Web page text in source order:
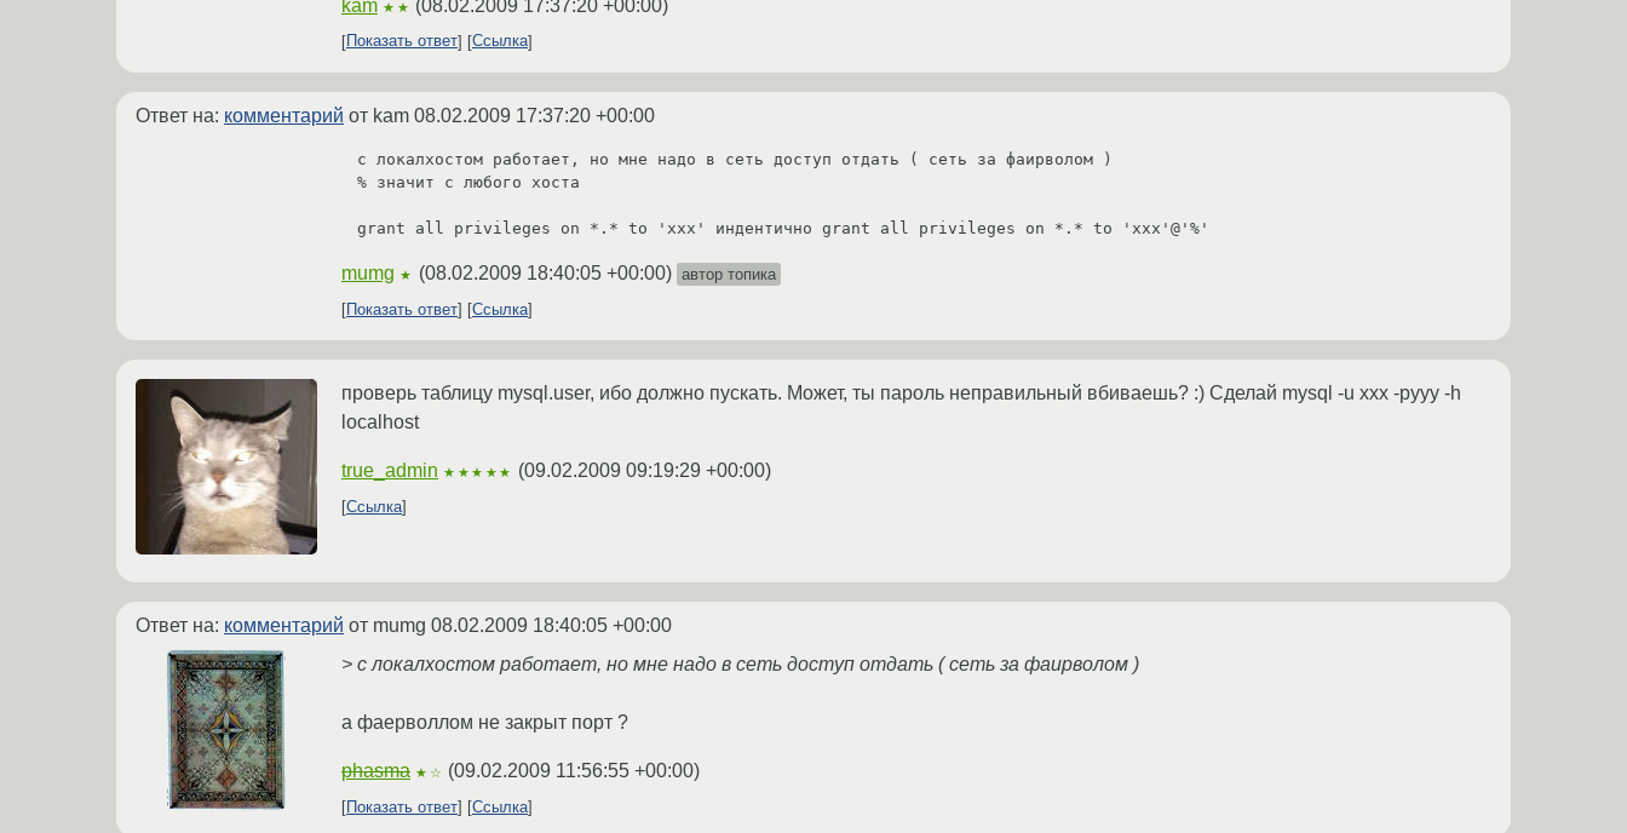
kam ★★ (08.02.2009 17:37:20 +00:00)
Показать ответ Ссылка
Ответ на: комментарий от kam 08.02.2009 17:37:20 +00:00
с локалхостом работает, но мне надо в сеть доступ отдать ( сеть за фаирволом )
% значит с любого хоста
grant all privileges on *.* to 'xxx' индентично grant all privileges on *.* to 'xxx'@'%'
mumg ★ (08.02.2009 18:40:05 +00:00) автор топика
Показать ответ
Ссылка
проверь таблицу mysql.user, ибо должно пускать. Может, ты пароль неправильный вбиваешь? :) Сделай mysql -u xxx -pyyy -h
localhost
true_admin ★★★★★ (09.02.2009 09:19:29 +00:00)
Ссылка
Ответ на: комментарий от mumg 08.02.2009 18:40:05 +00:00
> с локалхостом работает, но мне надо в сеть доступ отдать ( сеть за фаирволом )
а фаерволлом не закрыт порт ?
phasma ★☆ (09.02.2009 11:56:55 +00:00)
Показать ответ Ссылка